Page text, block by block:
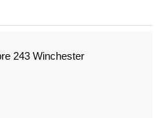
243 Winchester